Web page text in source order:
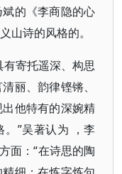
的《李商隐的心
山诗的风格的。
寄托遥深、构思
丽、韵律铿锵、
他特有的深婉精
”吴著认为 ，李
面：“在诗思的陶